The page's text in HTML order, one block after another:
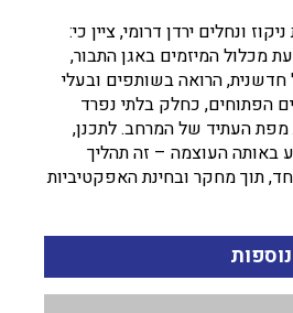
ונחלים ירדן דרומי, ציין כי:
מכלול המיזמים באגן התבור,
חדשנית, הרואה בשותפים ובעלי
הפתוחים, כחלק בלתי נפרד
מפת העתיד של המרחב. לתכנן,
באותה העוצמה – זה תהליך
תוך מחקר ובחינת האפקטיביות